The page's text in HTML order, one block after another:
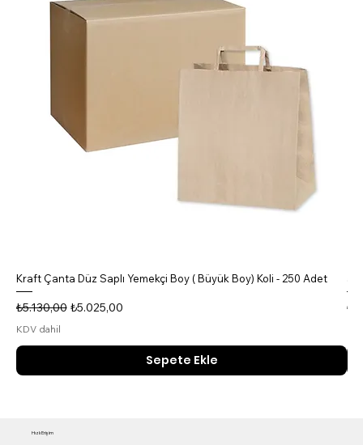
Kraft Çanta Düz Saplı Yemekçi Boy ( Büyük Boy) Koli - 250 Adet
Normal Fiyat
₺5.130,00 İndirimli Fiyat
₺5.025,00
KDV dahil
Sepete Ekle
Hızlı Erişim